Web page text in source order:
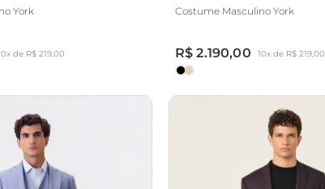
York
de R$ 219,00
Costume Masculino York
R$ 2.190,00 10x de R$ 219,00